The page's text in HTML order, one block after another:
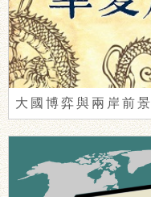
大國博弈與兩岸前景